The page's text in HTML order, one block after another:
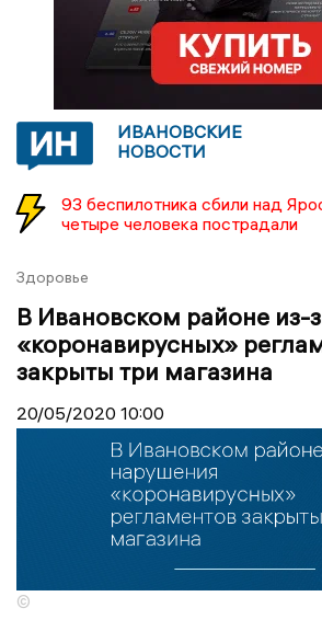
ИВАНОВСКИЕ
НОВОСТИ
93 беспилотника сбили над
четыре человека пострадали
Здоровье
В Ивановском районе из-
«коронавирусных»
закрыты три магазина
20/05/2020 10:00
©